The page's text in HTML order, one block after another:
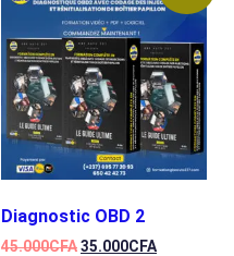
Diagnostic OBD 2
45.000CFA35.000CFA